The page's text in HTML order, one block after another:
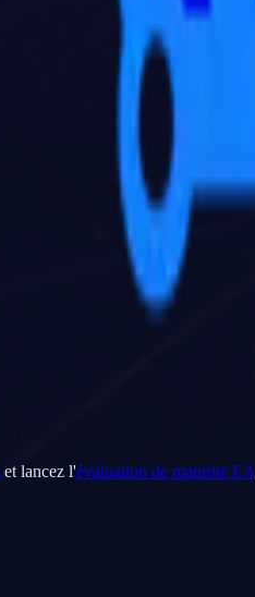
et lancez l'évaluation de maturité EA